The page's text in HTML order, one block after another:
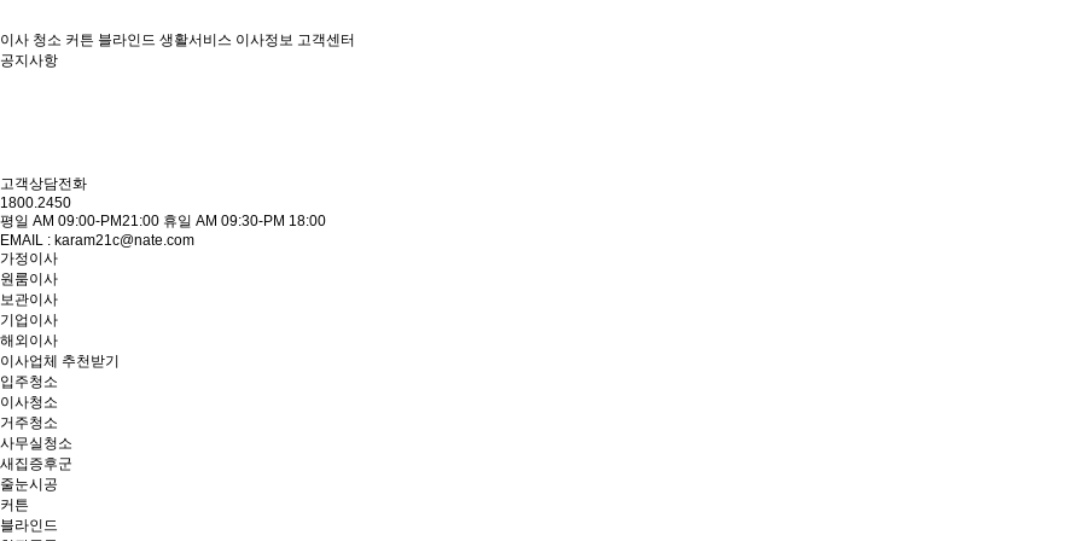
이사 청소 커튼 블라인드 생활서비스 이사정보 고객센터
공지사항
고객상담전화
1800.2450
평일 AM 09:00-PM21:00 휴일 AM 09:30-PM 18:00
EMAIL : karam21c@nate.com
가정이사
원룸이사
보관이사
기업이사
해외이사
이사업체 추천받기
입주청소
이사청소
거주청소
사무실청소
새집증후군
줄눈시공
커튼
블라인드